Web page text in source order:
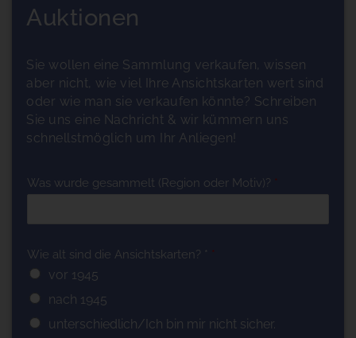
Auktionen
Sie wollen eine Sammlung verkaufen, wissen
aber nicht, wie viel Ihre Ansichtskarten wert sind
oder wie man sie verkaufen könnte? Schreiben
Sie uns eine Nachricht & wir kümmern uns
schnellstmöglich um Ihr Anliegen!
Was wurde gesammelt (Region oder Motiv)? *
Wie alt sind die Ansichtskarten? * *
vor 1945
nach 1945
unterschiedlich/Ich bin mir nicht sicher.